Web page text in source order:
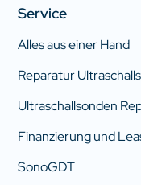
Service
Alles aus einer Hand
Reparatur
Ultraschallsonden
Finanzierung und
SonoGDT